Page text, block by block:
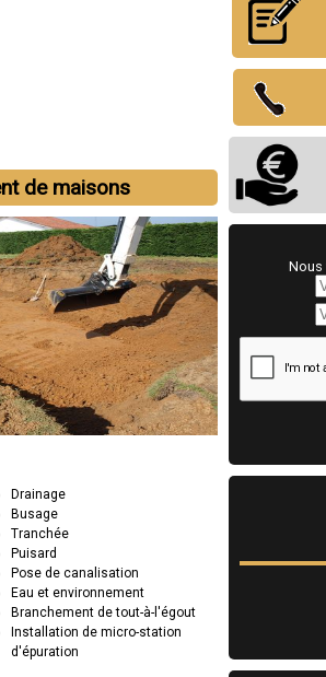
de maisons
Drainage
Busage
Tranchée
Puisard
Pose de canalisation
Eau et environnement
Branchement de tout-à-l'égout
Installation de micro-station
d'épuration
Nous